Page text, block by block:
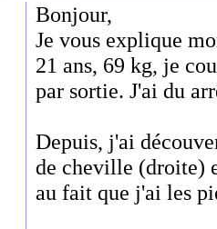
Bonjour,
Je vous explique
21 ans, 69 kg, je
par sortie. J'ai du
Depuis, j'ai
de cheville (droite)
au fait que j'ai les